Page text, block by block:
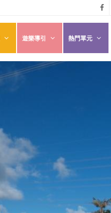
悠遊
墾丁
粉絲
遊樂導引 熱門單元